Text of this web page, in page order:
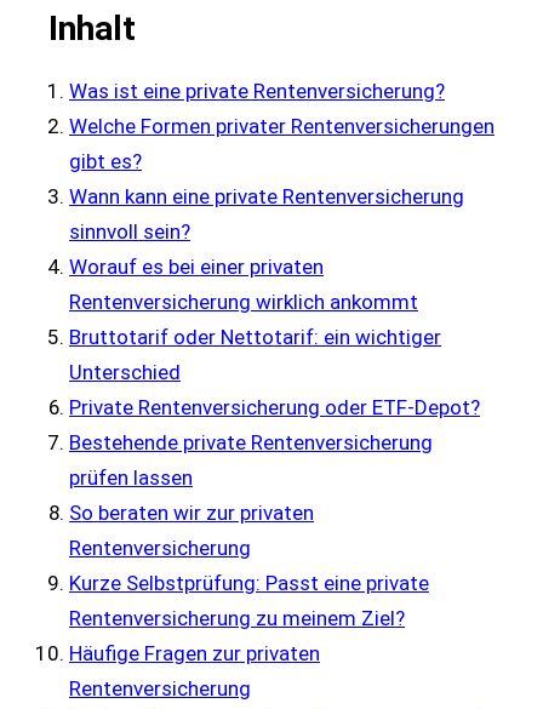
Inhalt
Was ist eine private Rentenversicherung?
Welche Formen privater Rentenversicherungen
gibt es?
Wann kann eine private Rentenversicherung
sinnvoll sein?
Worauf es bei einer privaten
Rentenversicherung wirklich ankommt
Bruttotarif oder Nettotarif: ein wichtiger
Unterschied
Private Rentenversicherung oder ETF-Depot?
Bestehende private Rentenversicherung
prüfen lassen
So beraten wir zur privaten
Rentenversicherung
Kurze Selbstprüfung: Passt eine private
Rentenversicherung zu meinem Ziel?
Häufige Fragen zur privaten
Rentenversicherung